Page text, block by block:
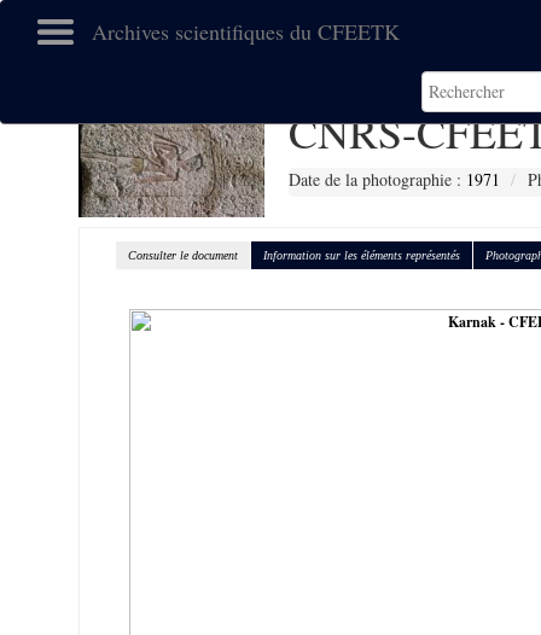
Archives scientifiques du CFEETK
CNRS-
Date de la photographie : 1971
Consulter le document Information sur les éléments représentés